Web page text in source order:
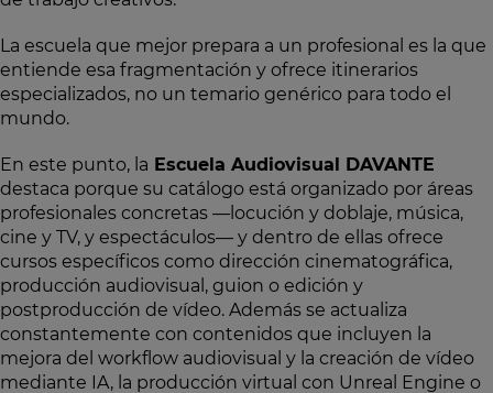
La escuela que mejor prepara a un profesional es la que
entiende esa fragmentación y ofrece itinerarios
especializados, no un temario genérico para todo el
mundo.
En este punto, la Escuela Audiovisual DAVANTE
destaca porque su catálogo está organizado por áreas
profesionales concretas —locución y doblaje, música,
cine y TV, y espectáculos— y dentro de ellas ofrece
cursos específicos como dirección cinematográfica,
producción audiovisual, guion o edición y
postproducción de vídeo. Además se actualiza
constantemente con contenidos que incluyen la
mejora del workflow audiovisual y la creación de vídeo
mediante IA, la producción virtual con Unreal Engine o